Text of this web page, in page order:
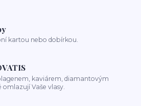
kartou nebo dobírkou.
kaviárem, diamantovým
Vaše vlasy.